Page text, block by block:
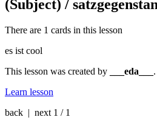
(Subject) /
There are 1 cards in this lesson
es ist cool
This lesson was created by
___eda___ .
Learn lesson
back | next 1 / 1